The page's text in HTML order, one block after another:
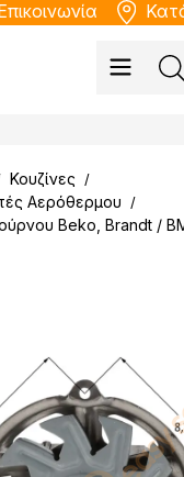
Κουζίνες /
Αερόθερμου /
Beko, Brandt /